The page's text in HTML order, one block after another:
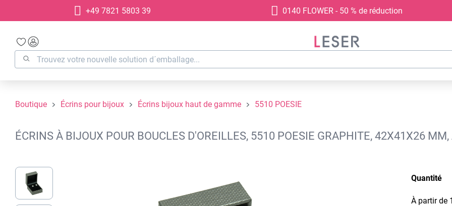
Passer à la navigation principale
+49 7821 5803 39 0140 FLOWER - 50 % de réduction
Boutique Écrins pour bijoux Écrins bijoux haut de gamme 5510 POESIE
ÉCRINS À BIJOUX POUR BOUCLES D'OREILLES, 5510 POESIE GRAPHITE, 42X41X26
Ignorer la galerie d'images
Quantité
À partir de